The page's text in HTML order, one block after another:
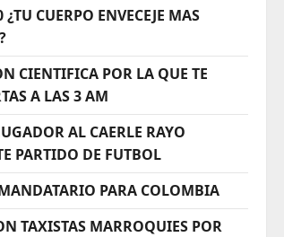
¿TU CUERPO ENVECEJE MAS
CIENTIFICA POR LA QUE TE
A LAS 3 AM
AL CAERLE RAYO
PARTIDO DE FUTBOL
PARA COLOMBIA
TAXISTAS MARROQUIES POR